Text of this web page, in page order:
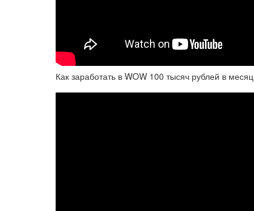
Как заработать в WOW 100 тысяч рублей в месяц